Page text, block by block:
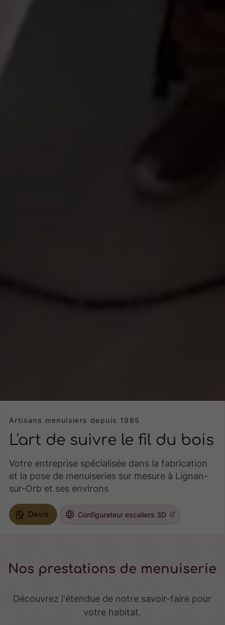
Artisans menuisiers depuis 1985
L'art de suivre le fil du bois
Votre entreprise spécialisée dans la fabrication
et la pose de menuiseries sur mesure à Lignan-
sur-Orb et ses environs
Devis Configurateur escaliers 3D
Nos prestations de menuiserie
Découvrez l'étendue de notre savoir-faire pour
votre habitat.